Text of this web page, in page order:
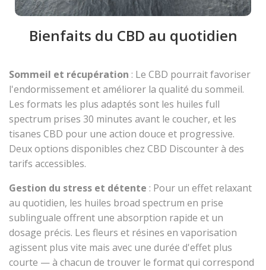
Bienfaits du CBD au quotidien
Sommeil et récupération : Le CBD pourrait favoriser
l'endormissement et améliorer la qualité du sommeil.
Les formats les plus adaptés sont les huiles full
spectrum prises 30 minutes avant le coucher, et les
tisanes CBD pour une action douce et progressive.
Deux options disponibles chez CBD Discounter à des
tarifs accessibles.
Gestion du stress et détente : Pour un effet relaxant
au quotidien, les huiles broad spectrum en prise
sublinguale offrent une absorption rapide et un
dosage précis. Les fleurs et résines en vaporisation
agissent plus vite mais avec une durée d'effet plus
courte — à chacun de trouver le format qui correspond